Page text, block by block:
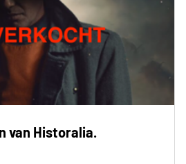
van Historalia.